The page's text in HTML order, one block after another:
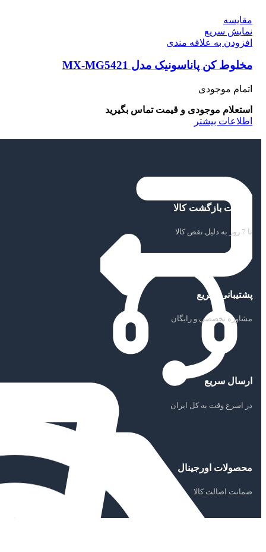
مقايسه
نمایش سریع
افزودن به علاقه مندی
مخلوط کن پاناسونیک مدل MX-MG5421
اتمام موجودی
استعلام موجودی و قیمت تماس بگیرید
اطلاعات بیشتر
ضمانت بازگشت کالا
تا 7 روز به دلیل نقص کالا
پشتیبانی سریع
مشاوره تخصصی و رایگان
ارسال سریع
در اسرع وقت به کل ایران
محصولات اورجینال
ضمانت اصالت کالا